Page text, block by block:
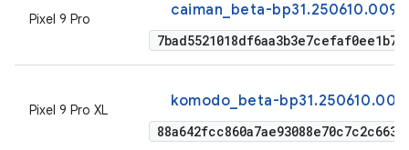
Pixel 9 Pro caiman_beta-
Pixel 9 Pro XL komodo_beta-